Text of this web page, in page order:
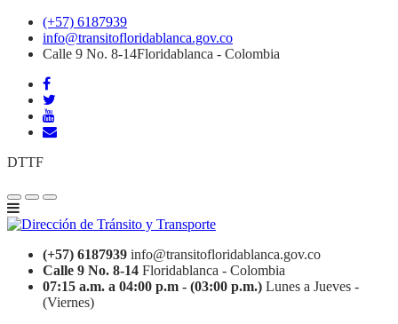
(+57) 6187939
info@transitofloridablanca.gov.co
Calle 9 No. 8-14Floridablanca - Colombia
DTTF
(+57) 6187939 info@transitofloridablanca.gov.co
Calle 9 No. 8-14 Floridablanca - Colombia
07:15 a.m. a 04:00 p.m - (03:00 p.m.) Lunes a Jueves -
(Viernes)